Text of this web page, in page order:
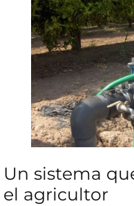
Un sistema
el agricultor